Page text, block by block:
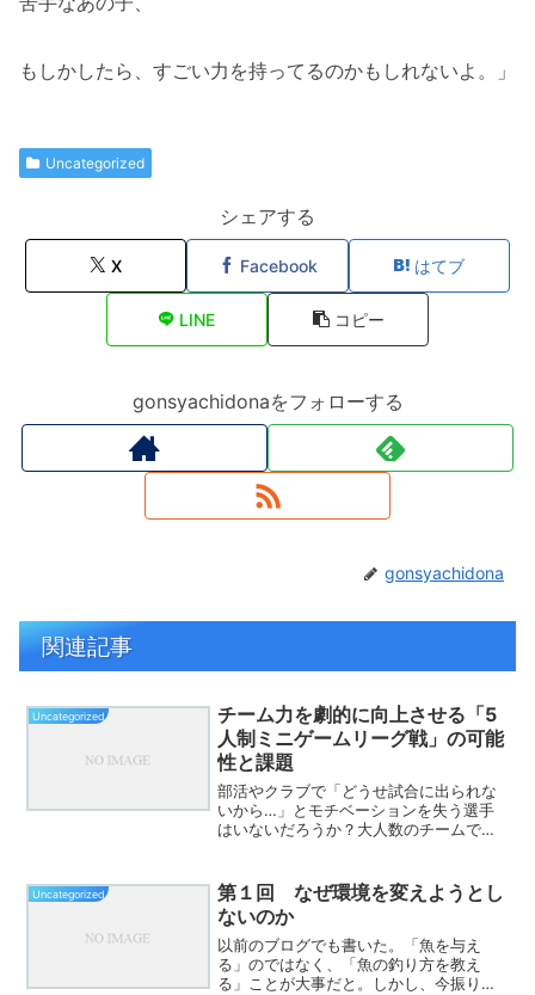
もしかしたら、すごい力を持ってるのかもしれないよ。」
Uncategorized
シェアする
X Facebook はてブ
LINE コピー
gonsyachidonaをフォローする
gonsyachidona
関連記事
Uncategorized
チーム力を劇的に向上させる「5
人制ミニゲームリーグ戦」の可能
性と課題
部活やクラブで「どうせ試合に出られな
いから…」とモチベーションを失う選手
はいないだろうか？大人数のチームで
内5人制ミニゲームリーグ戦を導入すると
いう新しい方法が、選手た...
Uncategorized
第１回 なぜ環境を変えようとし
ないのか
以前のブログでも書いた。「魚を与え
る」のではなく、「魚の釣り方を教え
る」ことが大事だと。しかし、今振り返